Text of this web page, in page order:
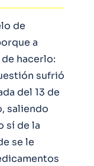
de
a
hacerlo:
sufrió
del 13 de
saliendo
sí de la
se le